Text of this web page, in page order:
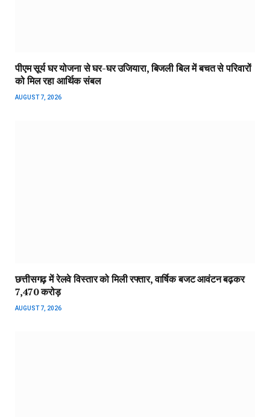
पीएम सूर्य घर योजना से घर-घर उजियारा, बिजली बिल में बचत से परिवारों
को मिल रहा आर्थिक संबल
AUGUST 7, 2026
छत्तीसगढ़ में रेलवे विस्तार को मिली रफ्तार, वार्षिक बजट आवंटन बढ़कर
₹7,470 करोड़
AUGUST 7, 2026